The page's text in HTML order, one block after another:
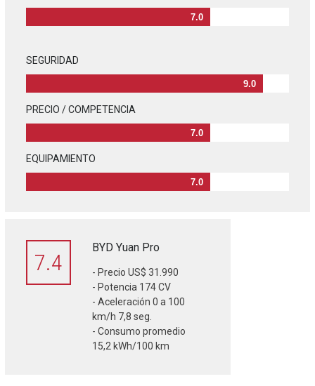
7.0
SEGURIDAD
9.0
PRECIO / COMPETENCIA
7.0
EQUIPAMIENTO
7.0
7.4
BYD Yuan Pro
- Precio US$ 31.990
- Potencia 174 CV
- Aceleración 0 a 100
km/h 7,8 seg.
- Consumo promedio
15,2 kWh/100 km